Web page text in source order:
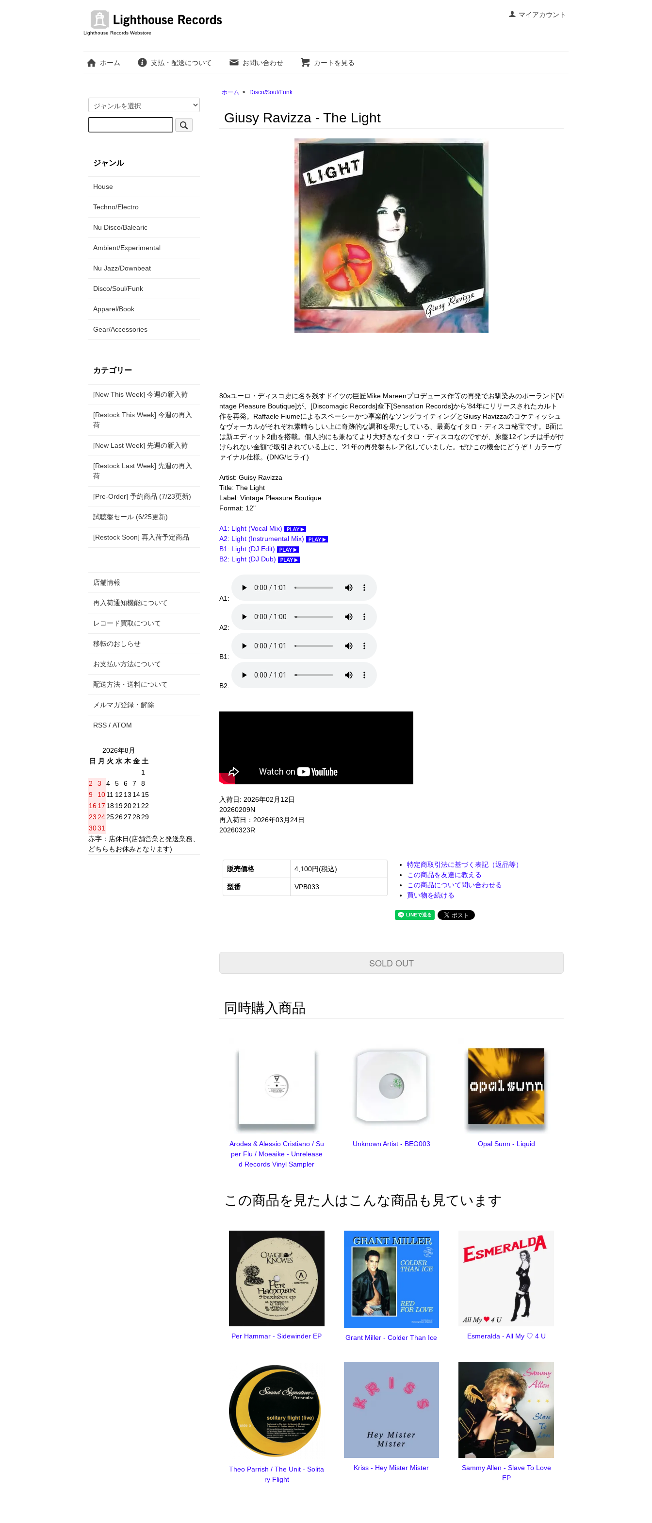
マイアカウント
Lighthouse Records Webstore
ホーム 支払・配送について お問い合わせ カートを見る
ホーム > Disco/Soul/Funk
Giusy Ravizza - The Light
80sユーロ・ディスコ史に名を残すドイツの巨匠Mike Mareenプロデュース作等の再発でお馴染みのポーランド[Vi
ntage Pleasure Boutique]が、[Discomagic Records]傘下[Sensation Records]から’84年にリリースされたカルト
作を再発。Raffaele Fiumeによるスペーシーかつ享楽的なソングライティングとGiusy Ravizzaのコケティッシュ
なヴォーカルがそれぞれ素晴らしい上に奇跡的な調和を果たしている、最高なイタロ・ディスコ秘宝です。B面に
は新エディット2曲を搭載。個人的にも兼ねてより大好きなイタロ・ディスコなのですが、原盤12インチは手が付
けられない金額で取引されている上に、’21年の再発盤もレア化していました。ぜひこの機会にどうぞ！カラーヴ
ァイナル仕様。(DNG/ヒライ)
Artist: Guisy Ravizza
Title: The Light
Label: Vintage Pleasure Boutique
Format: 12"
A1: Light (Vocal Mix)
A2: Light (Instrumental Mix)
B1: Light (DJ Edit)
B2: Light (DJ Dub)
A1:
A2:
B1:
B2:
入荷日: 2026年02月12日
20260209N
再入荷日：2026年03月24日
20260323R
販売価格 4,100円(税込)
型番 VPB033
特定商取引法に基づく表記（返品等）
この商品を友達に教える
この商品について問い合わせる
買い物を続ける
SOLD OUT
同時購入商品
Arodes & Alessio Cristiano / Su
per Flu / Moeaike - Unrelease
d Records Vinyl Sampler
Unknown Artist - BEG003 Opal Sunn - Liquid
この商品を見た人はこんな商品も見ています
Per Hammar - Sidewinder EP Grant Miller - Colder Than Ice Esmeralda - All My ♡ 4 U
Theo Parrish / The Unit - Solita
ry Flight
Kriss - Hey Mister Mister
Sammy Allen - Slave To Love
EP
ジャンル
House
Techno/Electro
Nu Disco/Balearic
Ambient/Experimental
Nu Jazz/Downbeat
Disco/Soul/Funk
Apparel/Book
Gear/Accessories
カテゴリー
[New This Week] 今週の新入荷
[Restock This Week] 今週の再入
荷
[New Last Week] 先週の新入荷
[Restock Last Week] 先週の再入
荷
[Pre-Order] 予約商品 (7/23更新)
試聴盤セール (6/25更新)
[Restock Soon] 再入荷予定商品
店舗情報
再入荷通知機能について
レコード買取について
移転のおしらせ
お支払い方法について
配送方法・送料について
メルマガ登録・解除
RSS / ATOM
2026年8月
日
月 火 水 木 金 土
1
2
3 4 5 6 7
8
9
1011 12 13 1415
16 17 18192021 22
23 24252627 2829
3031
赤字：店休日(店舗営業と発送業務、
どちらもお休みとなります)